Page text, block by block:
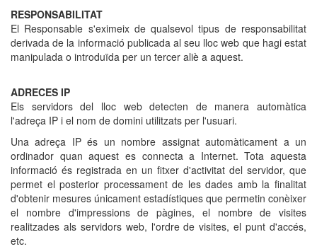
RESPONSABILITAT
El Responsable s'eximeix de qualsevol tipus de responsabilitat
derivada de la informació publicada al seu lloc web que hagi estat
manipulada o introduïda per un tercer aliè a aquest.
ADRECES IP
Els servidors del lloc web detecten de manera automàtica
l'adreça IP i el nom de domini utilitzats per l'usuari.
Una adreça IP és un nombre assignat automàticament a un
ordinador quan aquest es connecta a Internet. Tota aquesta
informació és registrada en un fitxer d'activitat del servidor, que
permet el posterior processament de les dades amb la finalitat
d'obtenir mesures únicament estadístiques que permetin conèixer
el nombre d'impressions de pàgines, el nombre de visites
realitzades als servidors web, l'ordre de visites, el punt d'accés,
etc.